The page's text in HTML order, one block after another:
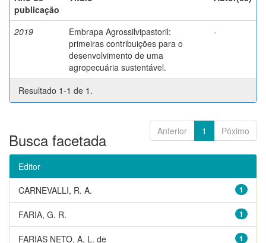
publicação
2019
Embrapa Agrossilvipastoril:
primeiras contribuições para o
desenvolvimento de uma
agropecuária sustentável.
-
Resultado 1-1 de 1.
Anterior 1 Póximo
Busca facetada
Editor
1
CARNEVALLI, R. A.
1
FARIA, G. R.
1
FARIAS NETO, A. L. de